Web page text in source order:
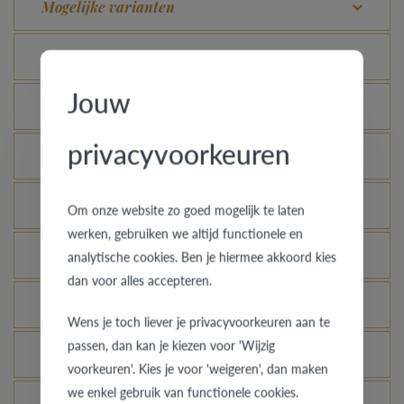
Mogelijke varianten
Wat is het echtheidscertificaat?
Wat is zwart staal of Black Steel?
Waarom zou je kiezen voor een Black Steel ring?
Welke kleur heeft Black Steel?
Blijft zwart staal er als nieuw uitzien?
Waarom zou je kiezen voor een zilveren ring?
Jouw
privacyvoorkeuren
Om onze website zo goed mogelijk te laten
werken, gebruiken we altijd functionele en
analytische cookies. Ben je hiermee akkoord kies
dan voor alles accepteren.
Wens je toch liever je privacyvoorkeuren aan te
passen, dan kan je kiezen voor 'Wijzig
voorkeuren'. Kies je voor 'weigeren', dan maken
we enkel gebruik van functionele cookies.